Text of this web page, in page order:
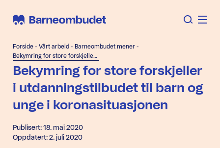
Forside - Vårt arbeid - Barneombudet mener -
Bekymring for store forskjeller i utdanningstilbudet til barn og unge i koronasituasjonen
Bekymring for store forskjeller
i utdanningstilbudet til barn og
unge i koronasituasjonen
Publisert: 18. mai 2020
Oppdatert: 2. juli 2020